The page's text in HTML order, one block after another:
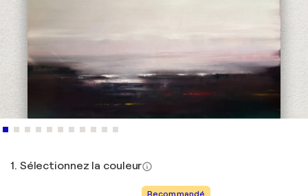
1. Sélectionnez la couleur